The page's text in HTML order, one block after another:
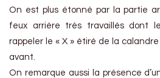
On est plus étonné par la partie
feux arrière très travaillés dont
rappeler le « X » étiré de la calandre
avant.
On remarque aussi la présence